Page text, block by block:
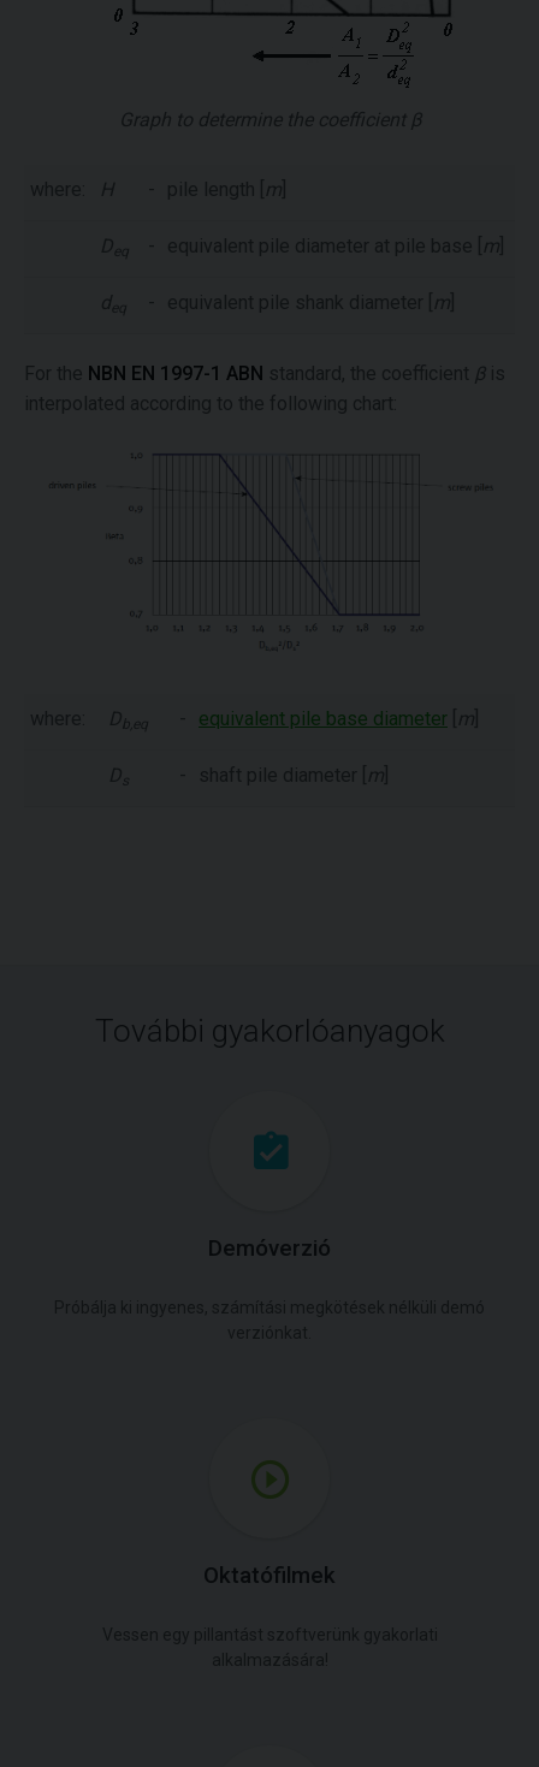
Graph to determine the coefficient β
where: H - pile length [ m
Deq - equivalent pile diameter at pile base [ m
deq - equivalent pile shank diameter [ m
For the NBN EN 1997-1 ABN standard, the coefficient βis
interpolated according to the following chart:
where: D b,eq - equivalent pile base diameter m
Ds - shaft pile diameter [ m
További gyakorlóanyagok
Demóverzió
Oktatófilmek